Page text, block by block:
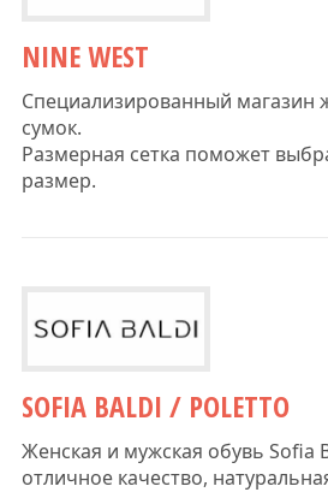
NINE WEST
Специализированный магазин
сумок.
Размерная сетка поможет
размер.
SOFIA BALDI / POLETTO
Женская и мужская обувь Sofia
отличное качество,